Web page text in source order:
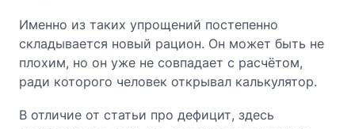
Именно из таких упрощений постепенно
складывается новый рацион. Он может быть не
плохим, но он уже не совпадает с расчётом,
ради которого человек открывал калькулятор.
В отличие от статьи про дефицит, здесь